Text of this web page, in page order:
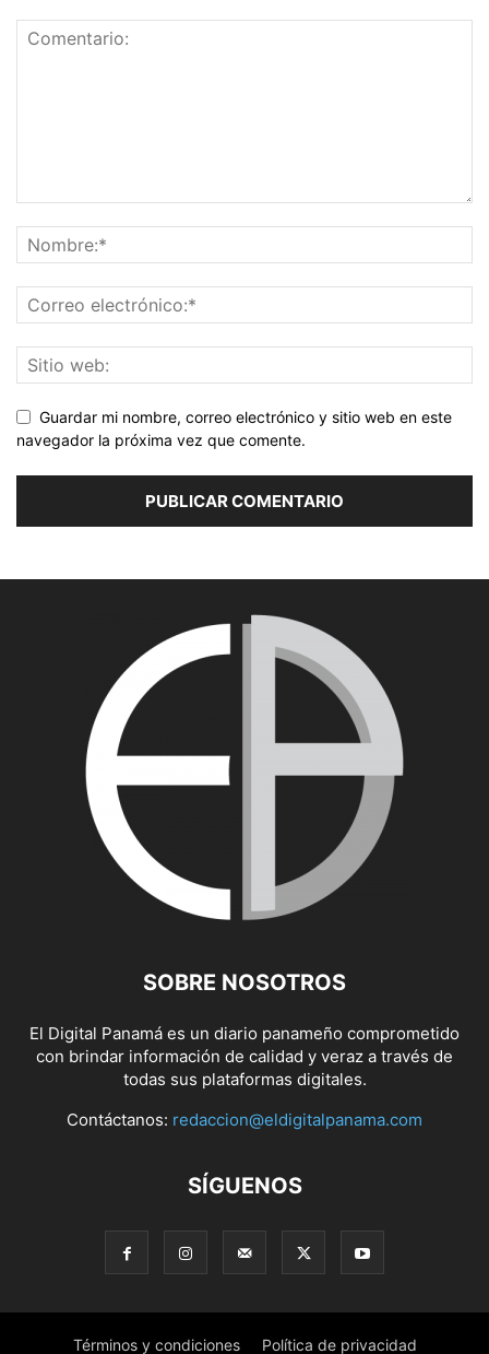
Guardar mi nombre, correo electrónico y sitio web en este
navegador la próxima vez que comente.
SOBRE NOSOTROS
El Digital Panamá es un diario panameño comprometido
con brindar información de calidad y veraz a través de
todas sus plataformas digitales.
Contáctanos: redaccion@eldigitalpanama.com
SÍGUENOS
Términos y condiciones Política de privacidad